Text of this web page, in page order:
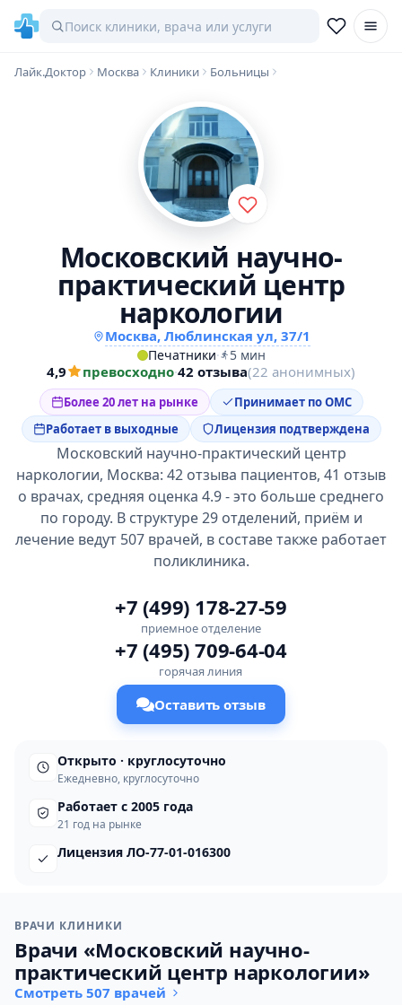
Лайк.Доктор Москва Клиники Больницы
Московский научно-
практический центр
наркологии
Москва, Люблинская ул, 37/1
Печатники· 5 мин
4,9 превосходно·42 отзыва(22 анонимных)
Более 20 лет на рынке
Принимает по ОМС
Работает в выходные
Лицензия подтверждена
Московский научно-практический центр
наркологии, Москва: 42 отзыва пациентов, 41 отзыв
о врачах, средняя оценка 4.9 - это больше среднего
по городу. В структуре 29 отделений, приём и
лечение ведут 507 врачей, в составе также работает
поликлиника.
+7 (499) 178-27-59
приемное отделение
+7 (495) 709-64-04
горячая линия
Оставить отзыв
Открыто · круглосуточно
Ежедневно, круглосуточно
Работает с 2005 года
21 год на рынке
Лицензия ЛО-77-01-016300
ВРАЧИ КЛИНИКИ
Врачи «Московский научно-
практический центр наркологии»
Смотреть 507 врачей